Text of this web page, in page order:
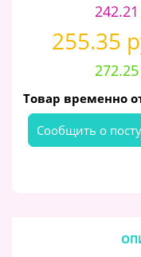
255.35
Товар временно
Cообщить о